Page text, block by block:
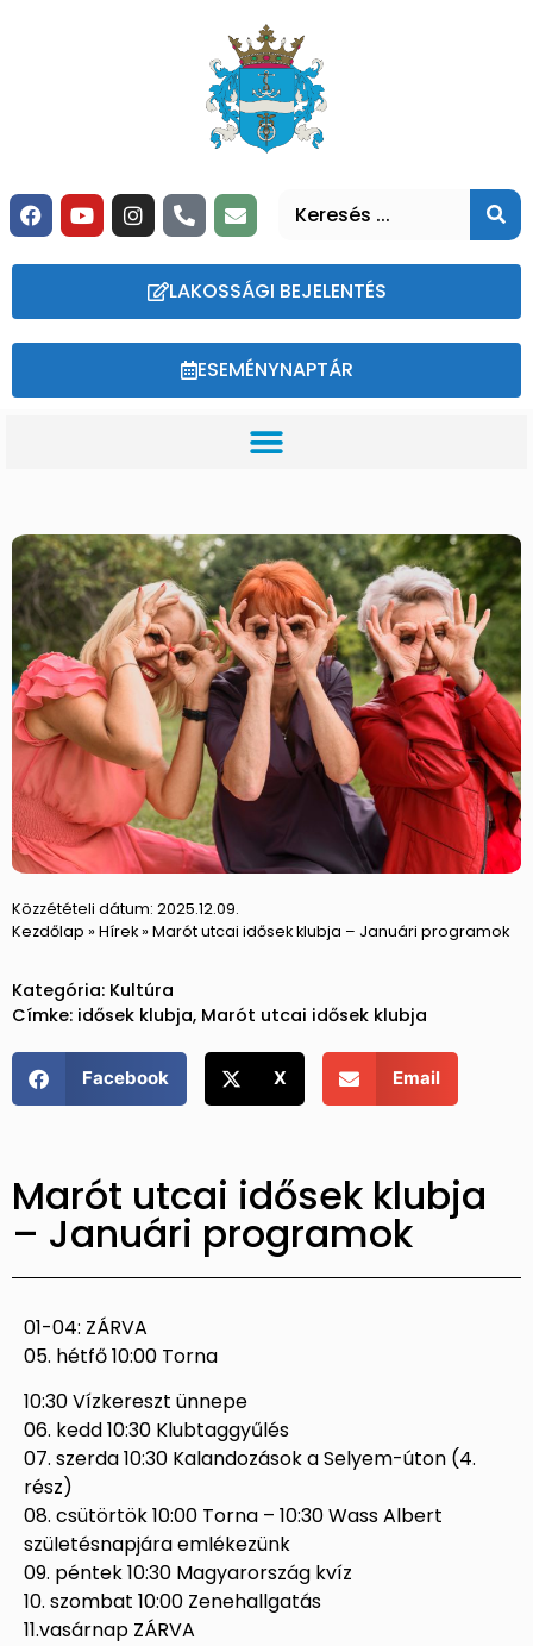
LAKOSSÁGI BEJELENTÉS
ESEMÉNYNAPTÁR
Közzétételi dátum: 2025.12.09.
Kezdőlap » Hírek» Marót utcai idősek klubja – Januári programok
Kategória: Kultúra
Címke: idősek klubja, Marót utcai idősek klubja
Facebook X Email
Marót utcai idősek klubja
– Januári programok
01-04: ZÁRVA
05. hétfő 10:00 Torna
10:30 Vízkereszt ünnepe
06. kedd 10:30 Klubtaggyűlés
07. szerda 10:30 Kalandozások a Selyem-úton (4.
rész)
08. csütörtök 10:00 Torna – 10:30 Wass Albert
születésnapjára emlékezünk
09. péntek 10:30 Magyarország kvíz
10. szombat 10:00 Zenehallgatás
11.vasárnap ZÁRVA